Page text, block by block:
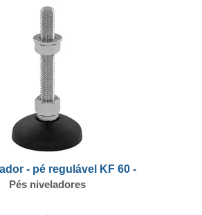
- pé regulável KF 60 -
Pés niveladores